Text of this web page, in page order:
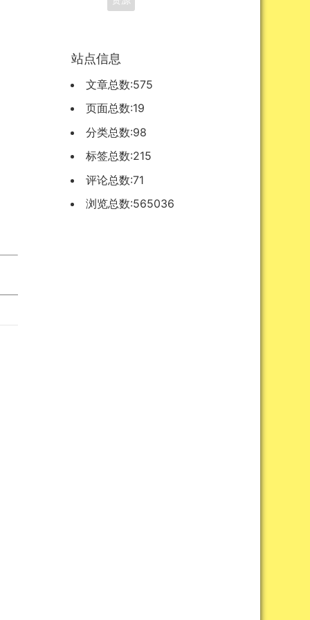
站点信息
文章总数:575
页面总数:19
分类总数:98
标签总数:215
评论总数:71
浏览总数:565036